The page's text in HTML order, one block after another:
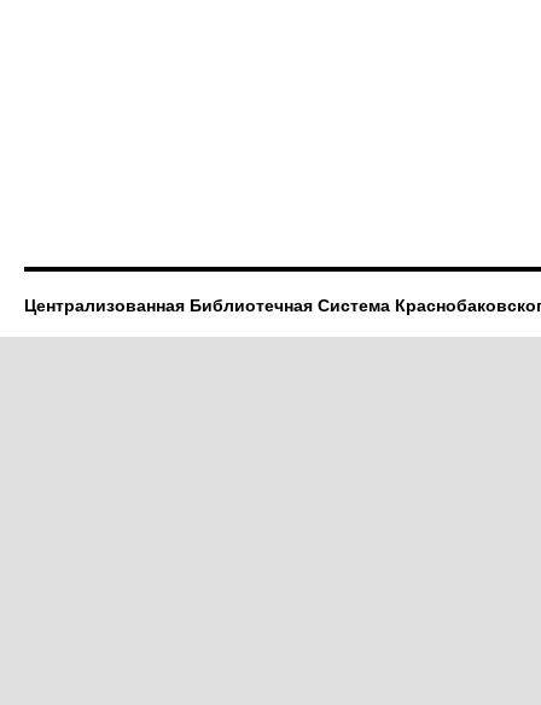
Централизованная Библиотечная Система